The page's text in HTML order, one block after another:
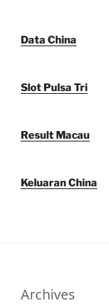
Data China
Slot Pulsa Tri
Result Macau
Keluaran China
Archives